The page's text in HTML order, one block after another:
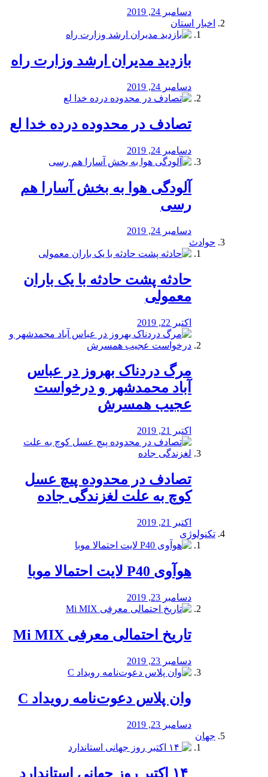
دسامبر 24, 2019
اخبار استان
بازدید مدیران ارشد وزارت راه
دسامبر 24, 2019
تصادف در محدوده درده خدا لع
دسامبر 24, 2019
آلودگی هوا به بخش آسارا هم
رسی
دسامبر 24, 2019
حوادث
️حادثه پشت حادثه با یک باران
معمولی
اکتبر 22, 2019
مرگ دردناک بهروز در عباس
آباد محمدشهر و درخواست
عجیب همسرش
اکتبر 21, 2019
تصادف در محدوده پیچ عسل
کوچ به علت لغزندگی جاده
اکتبر 21, 2019
تکنولوژی
هوآوی P40 لایت احتمالا موبا
دسامبر 23, 2019
تاریخ احتمالی معرفی Mi MIX
دسامبر 23, 2019
وان پلاس دعوت‌نامه رویداد C
دسامبر 23, 2019
جهان